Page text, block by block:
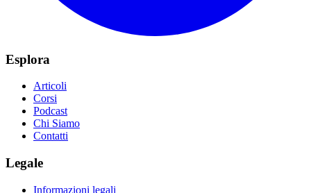
Esplora
Articoli
Corsi
Podcast
Chi Siamo
Contatti
Legale
Informazioni legali